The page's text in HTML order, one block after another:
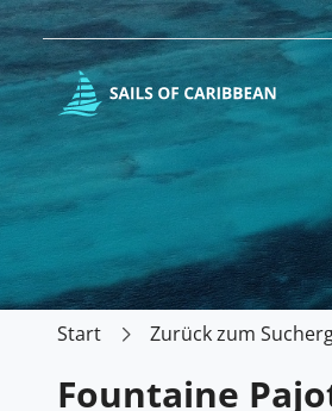
Start Zurück zum
Fountaine